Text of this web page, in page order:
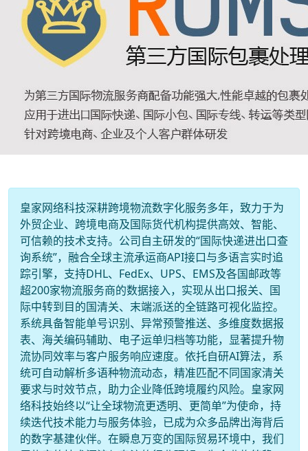
皇家网络科技深耕跨境物流数字化服务多年，致力于为
外贸企业、跨境电商及国际货代机构提供高效、智能、
可信赖的技术支持。公司自主研发的“国际快递进出口查
询系统”，融合全球主流承运商API接口与多语言实时追
踪引擎，支持DHL、FedEx、UPS、EMS及各国邮政等
超200家物流服务商的数据接入，实现从出口报关、国
际中转到目的国清关、末端派送的全链路可视化监控。
系统具备智能单号识别、异常预警推送、多维度数据报
表、海关编码辅助、电子运单归档等功能，显著提升物
流协同效率与客户服务响应速度。依托自研AI算法，系
统可自动解析多语种物流动态，精准匹配不同国家清关
要求与时效节点，助力企业降低跨境履约风险。皇家网
络科技始终以“让全球物流更透明、更简单”为使命，持
续迭代技术能力与服务体验，已成为众多品牌出海背后
的数字基建伙伴。在瞬息万变的国际贸易环境中，我们